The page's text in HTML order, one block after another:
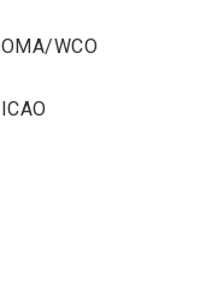
OMA/WCO
ICAO